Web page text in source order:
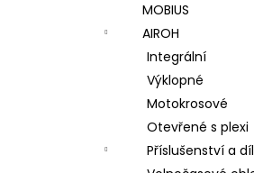
MOBIUS
AIROH
Integrální
Výklopné
Motokrosové
Otevřené s plexi
Příslušenství a